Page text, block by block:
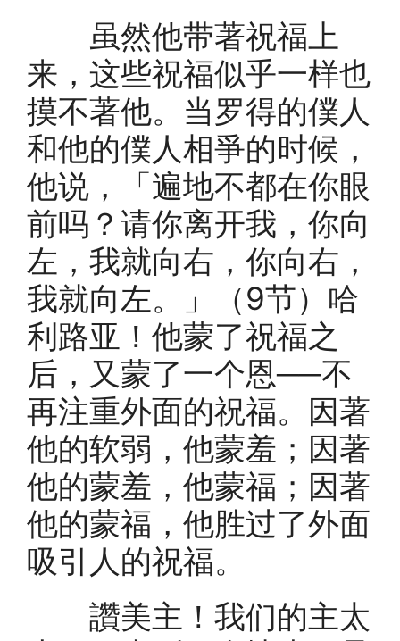
虽然他带著祝福上
来，这些祝福似乎一样也
摸不著他。当罗得的僕人
和他的僕人相爭的时候，
他说，「遍地不都在你眼
前吗？请你离开我，你向
左，我就向右，你向右，
我就向左。」（9节）哈
利路亚！他蒙了祝福之
后，又蒙了一个恩──不
再注重外面的祝福。因著
他的软弱，他蒙羞；因著
他的蒙羞，他蒙福；因著
他的蒙福，他胜过了外面
吸引人的祝福。
讚美主！我们的主太